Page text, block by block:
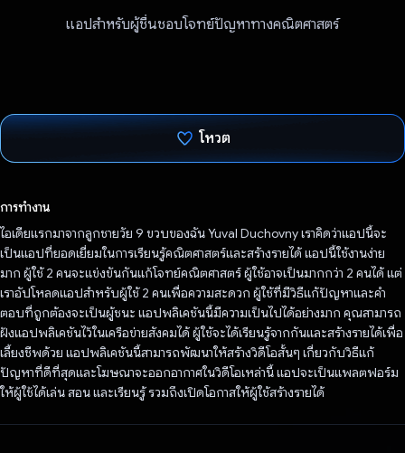
แอปสำหรับผู้ชื่นชอบโจทย์ปัญหาทางคณิตศาสตร์
โหวต
การทำงาน
ไอเดียแรกมาจากลูกชายวัย 9 ขวบของฉัน Yuval Duchovny เราคิดว่าแอปนี้จะ
เป็นแอปที่ยอดเยี่ยมในการเรียนรู้คณิตศาสตร์และสร้างรายได้ แอปนี้ใช้งานง่าย
มาก ผู้ใช้ 2 คนจะแข่งขันกันแก้โจทย์คณิตศาสตร์ ผู้ใช้อาจเป็นมากกว่า 2 คนได้ แต่
เราอัปโหลดแอปสำหรับผู้ใช้ 2 คนเพื่อความสะดวก ผู้ใช้ที่มีวิธีแก้ปัญหาและคำ
ตอบที่ถูกต้องจะเป็นผู้ชนะ แอปพลิเคชันนี้มีความเป็นไปได้อย่างมาก คุณสามารถ
ฝังแอปพลิเคชันไว้ในเครือข่ายสังคมได้ ผู้ใช้จะได้เรียนรู้จากกันและสร้างรายได้เพื่อ
เลี้ยงชีพด้วย แอปพลิเคชันนี้สามารถพัฒนาให้สร้างวิดีโอสั้นๆ เกี่ยวกับวิธีแก้
ปัญหาที่ดีที่สุดและโฆษณาจะออกอากาศในวิดีโอเหล่านี้ แอปจะเป็นแพลตฟอร์ม
ให้ผู้ใช้ได้เล่น สอน และเรียนรู้ รวมถึงเปิดโอกาสให้ผู้ใช้สร้างรายได้